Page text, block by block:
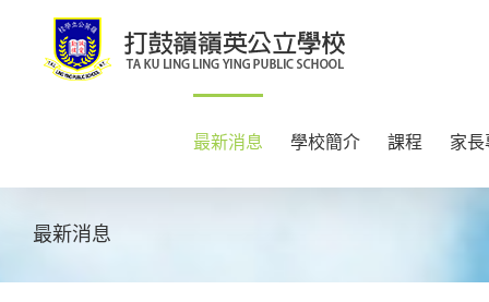
content
最新消息 學校簡介 課程 家
最新消息